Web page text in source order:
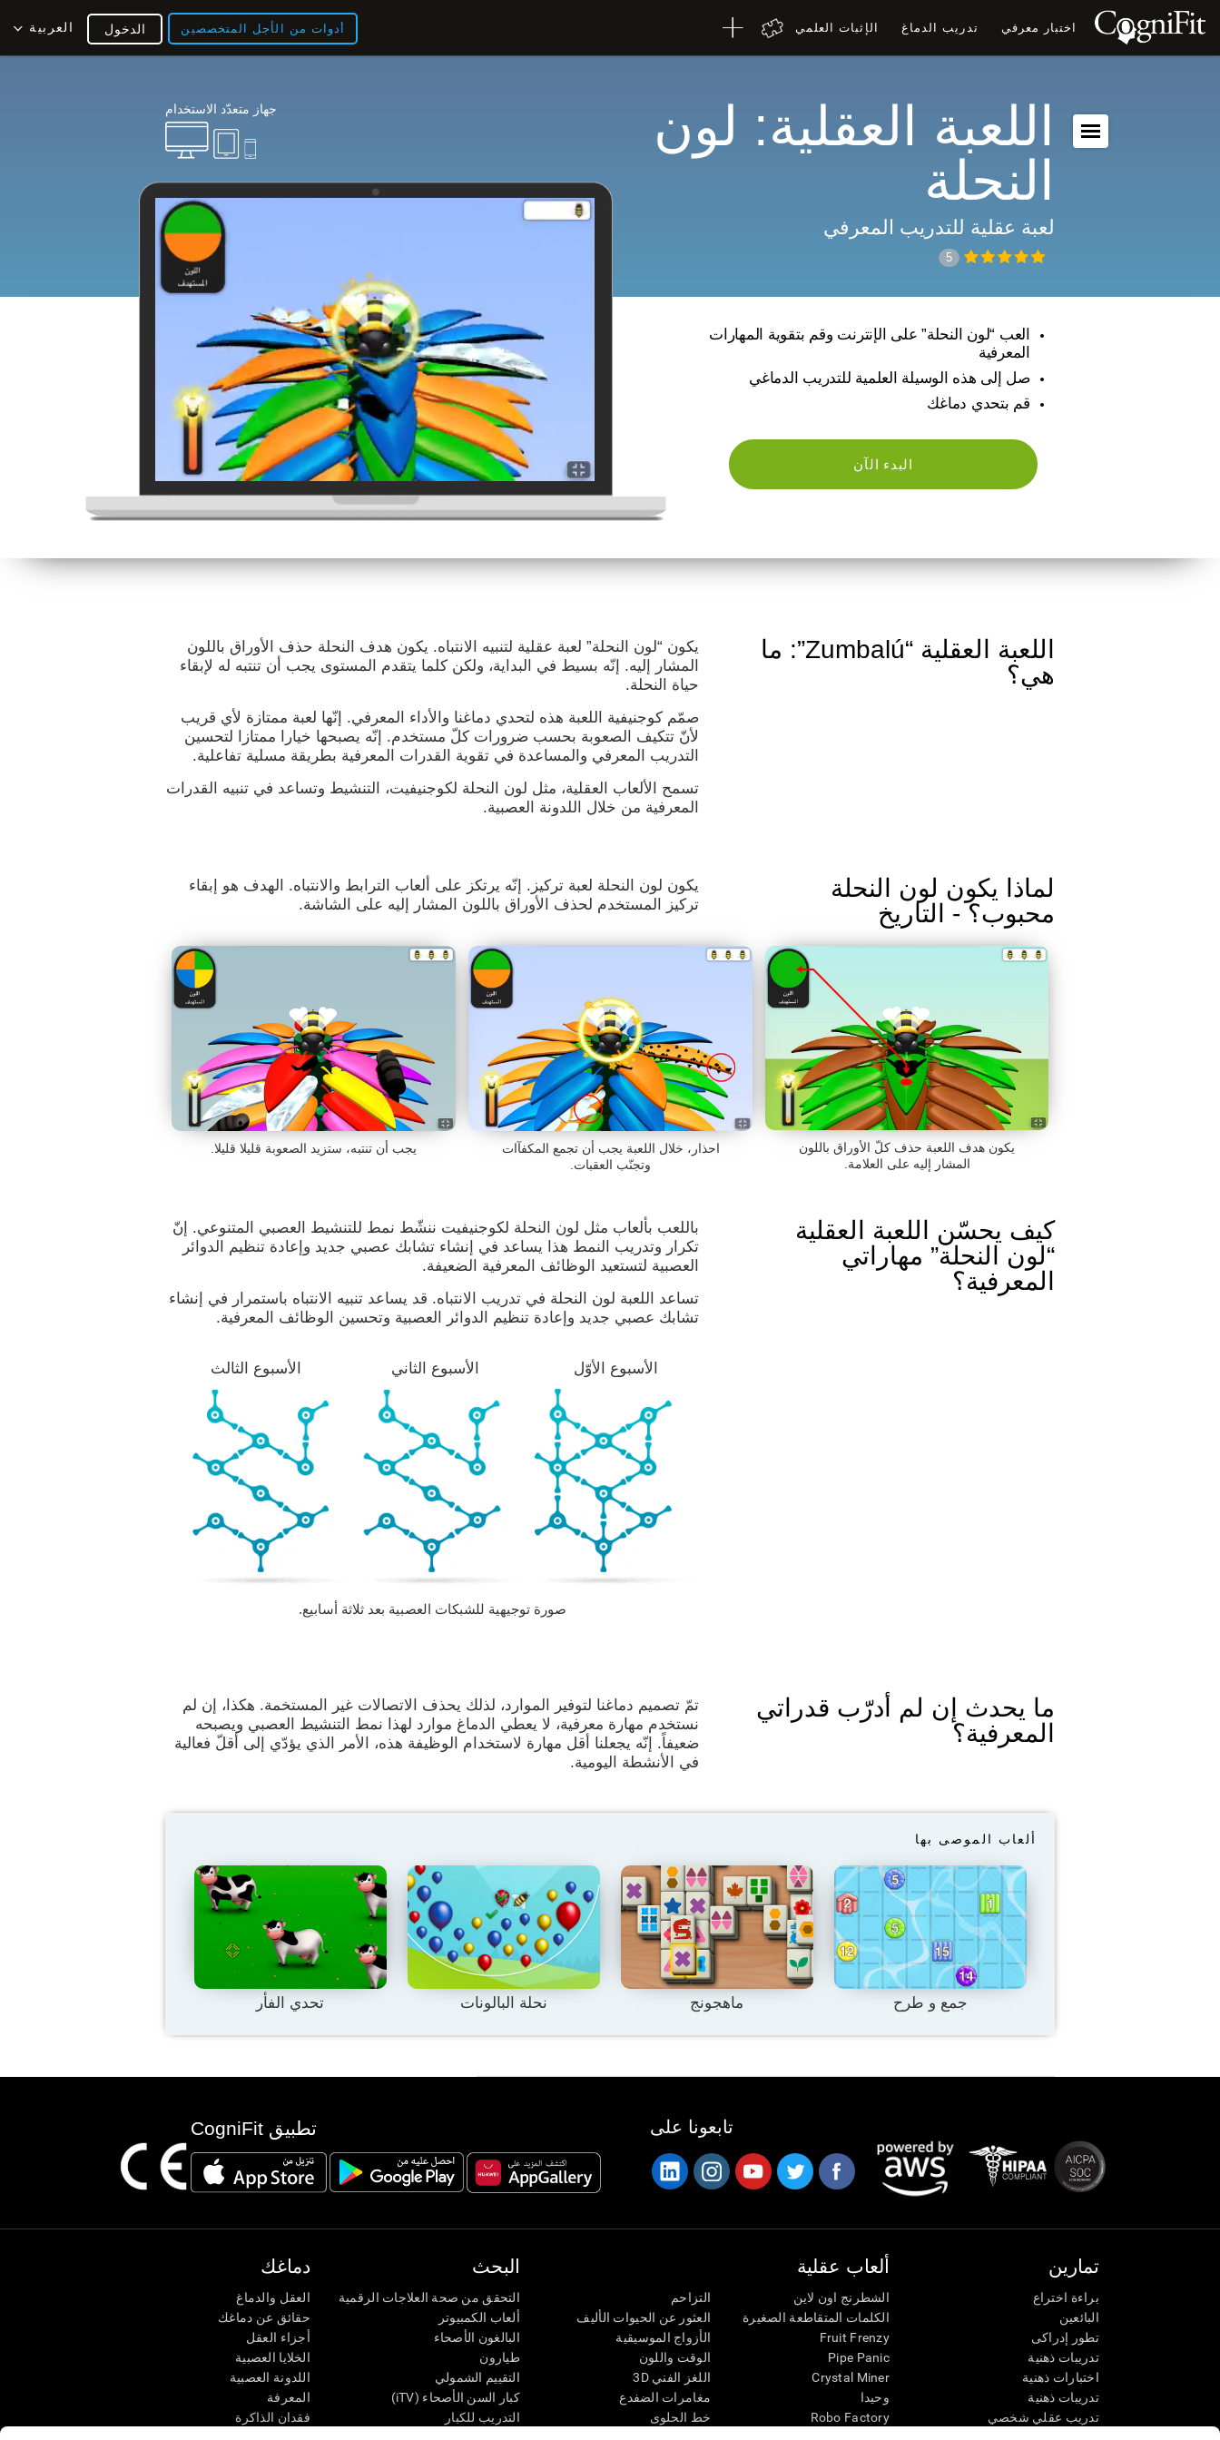
اختبار معرفي تدريب الدماغ الإثبات العلمي أدوات من الأجل المتخصصين العربية الدخول
جهاز متعدّد الاستخدام
اللعبة العقلية: لون
النحلة
لعبة عقلية للتدريب المعرفي
5
العب “لون النحلة” على الإنترنت وقم بتقوية المهارات
المعرفية
صل إلى هذه الوسيلة العلمية للتدريب الدماغي
قم بتحدي دماغك
البدء الآن
اللعبة العقلية “Zumbalú”: ما
هي؟
يكون “لون النحلة” لعبة عقلية لتنبيه الانتباه. يكون هدف النحلة حذف الأوراق باللون
المشار إليه. إنّه بسيط في البداية، ولكن كلما يتقدم المستوى يجب أن تنتبه له لإبقاء
حياة النحلة.
صمّم كوجنيفية اللعبة هذه لتحدي دماغنا والأداء المعرفي. إنّها لعبة ممتازة لأي قريب
لأنّ تتكيف الصعوبة بحسب ضرورات كلّ مستخدم. إنّه يصبحها خيارا ممتازا لتحسين
التدريب المعرفي والمساعدة في تقوية القدرات المعرفية بطريقة مسلية تفاعلية.
تسمح الألعاب العقلية، مثل لون النحلة لكوجنيفيت، التنشيط وتساعد في تنبيه القدرات
المعرفية من خلال اللدونة العصبية.
لماذا يكون لون النحلة
محبوب؟ - التاريخ
يكون لون النحلة لعبة تركيز. إنّه يرتكز على ألعاب الترابط والانتباه. الهدف هو إبقاء
تركيز المستخدم لحذف الأوراق باللون المشار إليه على الشاشة.
يكون هدف اللعبة حذف كلّ الأوراق باللون
المشار إليه على العلامة.
احذار، خلال اللعبة يجب أن تجمع المكفآات
وتجنّب العقبات.
يجب أن تنتبه، ستزيد الصعوبة قليلا قليلا.
كيف يحسّن اللعبة العقلية
“لون النحلة” مهاراتي
المعرفية؟
باللعب بألعاب مثل لون النحلة لكوجنيفيت ننشّط نمط للتنشيط العصبي المتنوعي. إنّ
تكرار وتدريب النمط هذا يساعد في إنشاء تشابك عصبي جديد وإعادة تنظيم الدوائر
العصبية لتستعيد الوظائف المعرفية الضعيفة.
تساعد اللعبة لون النحلة في تدريب الانتباه. قد يساعد تنبيه الانتباه باستمرار في إنشاء
تشابك عصبي جديد وإعادة تنظيم الدوائر العصبية وتحسين الوظائف المعرفية.
الأسبوع الأوّل الأسبوع الثاني الأسبوع الثالث
صورة توجيهية للشبكات العصبية بعد ثلاثة أسابيع.
ما يحدث إن لم أدرّب قدراتي
المعرفية؟
تمّ تصميم دماغنا لتوفير الموارد، لذلك يحذف الاتصالات غير المستخمة. هكذا، إن لم
نستخدم مهارة معرفية، لا يعطي الدماغ موارد لهذا نمط التنشيط العصبي ويصبحه
ضعيفاً. إنّه يجعلنا أقل مهارة لاستخدام الوظيفة هذه، الأمر الذي يؤدّي إلى أقلّ فعالية
في الأنشطة اليومية.
ألعاب الموصى بها
جمع و طرح ماهجونج نحلة البالونات تحدي الفأر
تطبيق CogniFit تابعونا على
دماغك
العقل والدماغ
حقائق عن دماغك
أجزاء العقل
الخلايا العصبية
اللدونة العصبية
المعرفة
فقدان الذاكرة
البحث
التحقق من صحة العلاجات الرقمية
ألعاب الكمبيوتر
البالغون الأصحاء
طيارون
التقييم الشمولي
كبار السن الأصحاء (iTV)
التدريب للكبار
ألعاب عقلية
الشطرنج اون لاين
الكلمات المتقاطعة الصغيرة
Fruit Frenzy
Pipe Panic
Crystal Miner
وحيدا
Robo Factory
التزاحم
العثور عن الحيوات الأليف
الأزواج الموسيقية
الوقت واللون
اللغز الفني 3D
مغامرات الضفدع
خط الحلوى
تمارين
براءة اختراع
البائعين
تطور إدراكى
تدريبات ذهنية
اختبارات ذهنية
تدريبات ذهنية
تدريب عقلي شخصي